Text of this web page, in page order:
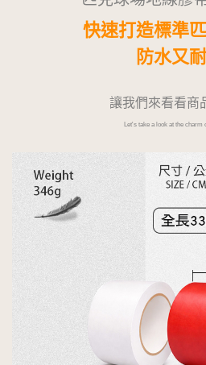
快速打造標準
防水又
讓我們來看看商
Let's take a look at the charm